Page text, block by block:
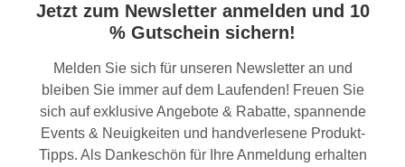
Jetzt zum Newsletter anmelden und 10
% Gutschein sichern!
Melden Sie sich für unseren Newsletter an und
bleiben Sie immer auf dem Laufenden! Freuen Sie
sich auf exklusive Angebote & Rabatte, spannende
Events & Neuigkeiten und handverlesene Produkt-
Tipps. Als Dankeschön für Ihre Anmeldung erhalten